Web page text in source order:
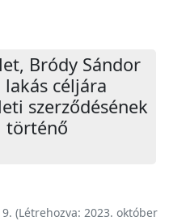
Bródy Sándor
céljára
szerződésének
történő
(Létrehozva: 2023. október